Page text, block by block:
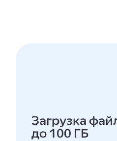
Загрузка
до 100 ГБ